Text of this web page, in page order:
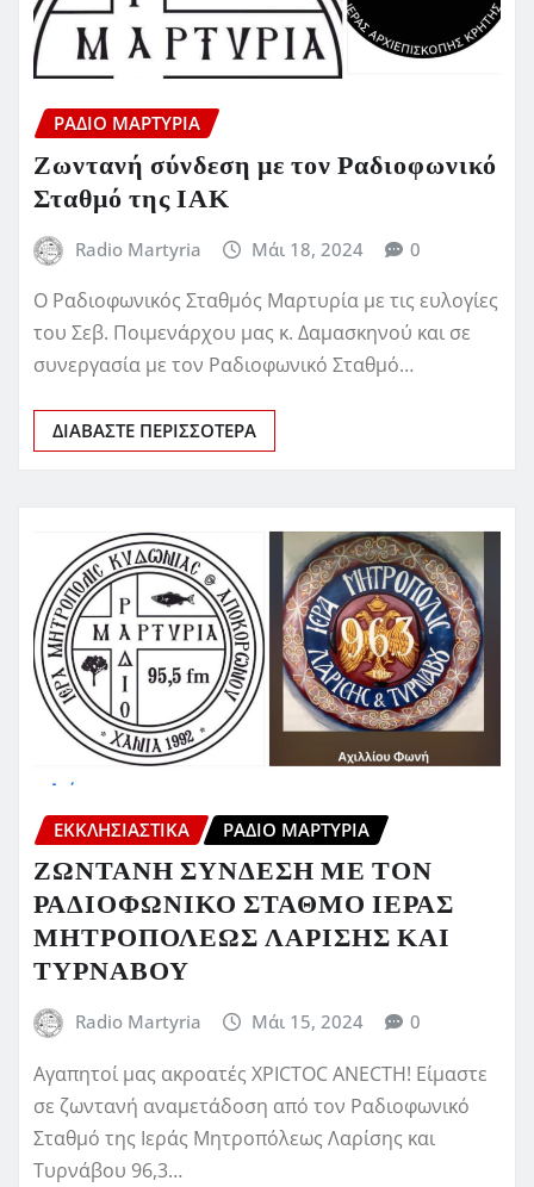
ΡΆΔΙΟ ΜΑΡΤΥΡΊΑ
Ζωντανή σύνδεση με τον Ραδιοφωνικό
Σταθμό της ΙΑΚ
Radio Martyria Μάι 18, 2024 0
Ο Ραδιοφωνικός Σταθμός Μαρτυρία με τις ευλογίες
του Σεβ. Ποιμενάρχου μας κ. Δαμασκηνού και σε
συνεργασία με τον Ραδιοφωνικό Σταθμό…
ΔΙΑΒΆΣΤΕ ΠΕΡΙΣΣΌΤΕΡΑ
ΕΚΚΛΗΣΙΑΣΤΙΚΆ ΡΆΔΙΟ ΜΑΡΤΥΡΊΑ
ΖΩΝΤΑΝΗ ΣΥΝΔΕΣΗ ΜΕ ΤΟΝ
ΡΑΔΙΟΦΩΝΙΚΟ ΣΤΑΘΜΟ ΙΕΡΑΣ
ΜΗΤΡΟΠΟΛΕΩΣ ΛΑΡΙΣΗΣ ΚΑΙ
ΤΥΡΝΑΒΟΥ
Radio Martyria Μάι 15, 2024 0
Αγαπητοί μας ακροατές XPICTOC ANECTH! Είμαστε
σε ζωντανή αναμετάδοση από τον Ραδιοφωνικό
Σταθμό της Ιεράς Μητροπόλεως Λαρίσης και
Τυρνάβου 96,3…